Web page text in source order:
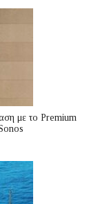
με το Premium